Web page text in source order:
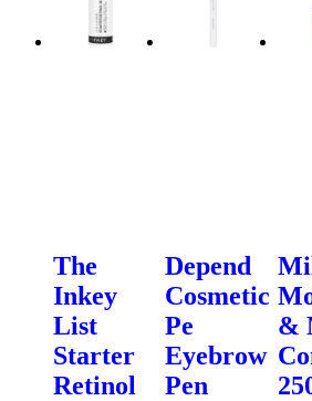
The
Inkey
List
Starter
Retinol
Depend
Cosmetic
Pe
Eyebrow
Pen
&